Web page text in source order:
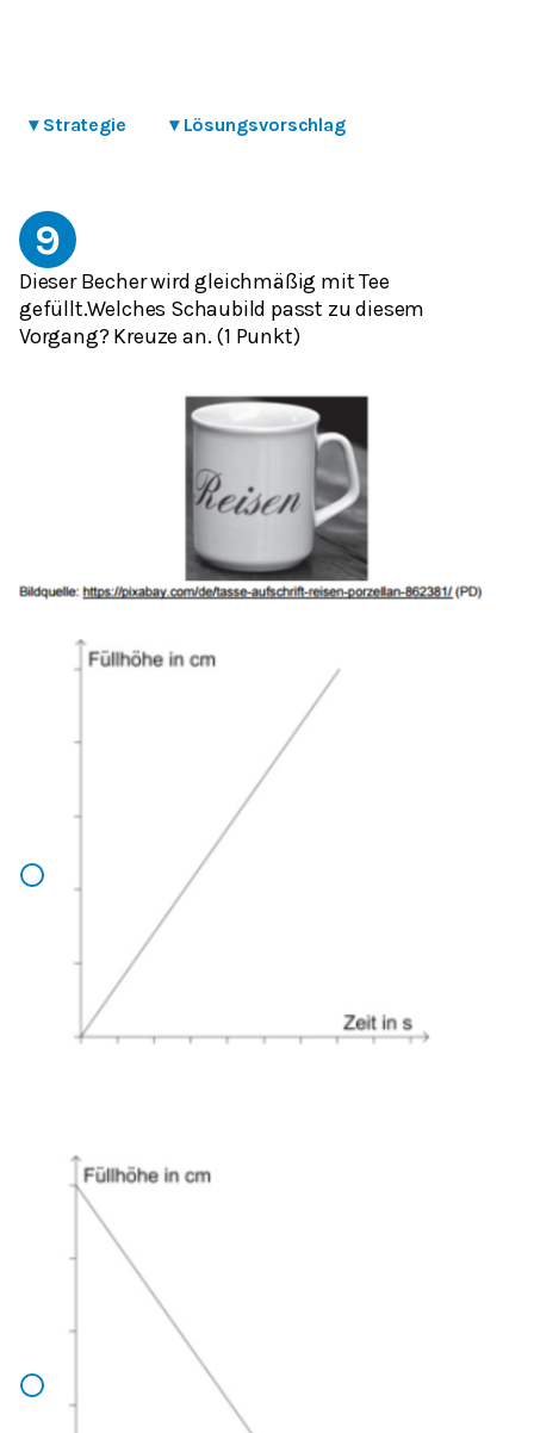
▾ Strategie ▾ Lösungsvorschlag
9
Dieser Becher wird gleichmäßig mit Tee
gefüllt.Welches Schaubild passt zu diesem
Vorgang? Kreuze an. (1 Punkt)